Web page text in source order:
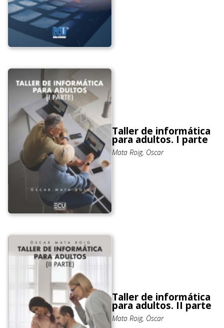
Taller de informática
para adultos. I parte
Mata Roig, Oscar
Taller de informática
para adultos. II parte
Mata Roig, Óscar